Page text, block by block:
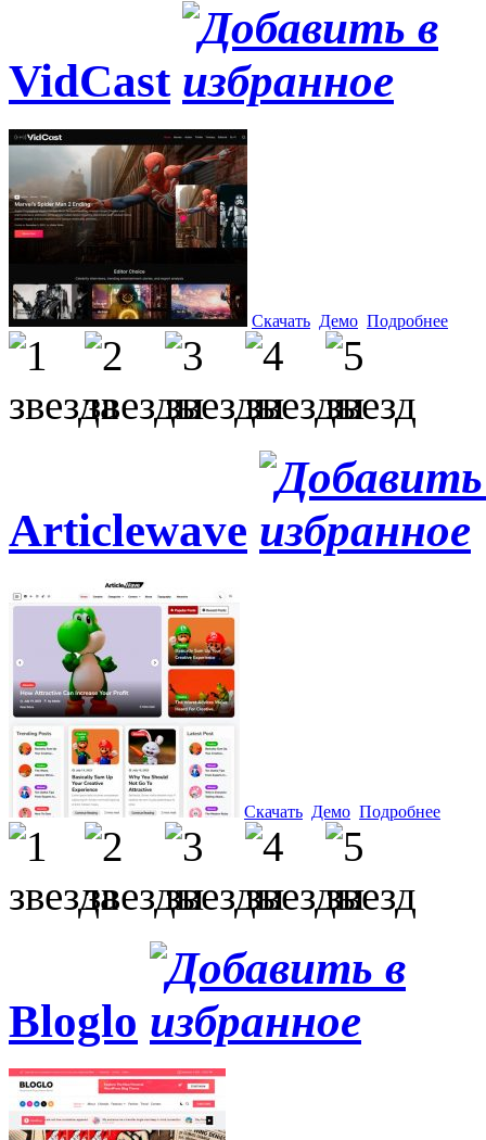
VidCast
Скачать Демо Подробнее
Articlewave
Скачать Демо Подробнее
Bloglo